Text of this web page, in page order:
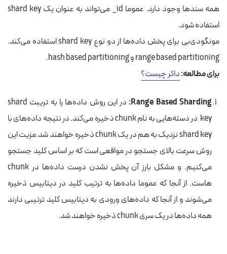
همه سندها وجود دارد. عموما id_ می‌تواند به عنوان یک shard key
استفاده شود.
مونگودی‌بی برای پخش داده‌ها از دو نوع shard key استفاده می‌کند.
range based partitioning و hash based partitioning.
برای مطالعه:داکر چیست؟
Range Based Sharding:
در این روش داده‌ها را به تریبت shard
key در دسته‌هایی به نام chunk ذخیره می‌کند. در نتیجه داده‌های با
shard key نزدیک به هم در یک chunk ذخیره خواهند شد.مزیت‌ این
روش سرعت بالای جستجو در مواقعی است که بر اساس کلید جستجو
می‌کنیم. و مشکل بارز آن پخش نشدن درست داده‌ها در chunk
هاست. از آنجا که عموما داده‌ها به ترتیب کلید در دیتابیس ذخیره
می‌شوند و از آنجا که داده‌های ورودی به دیتابیس کلید ترتیبی دارند
همه داده‌ها در یک سری chunk ذخیره خواهند شد.